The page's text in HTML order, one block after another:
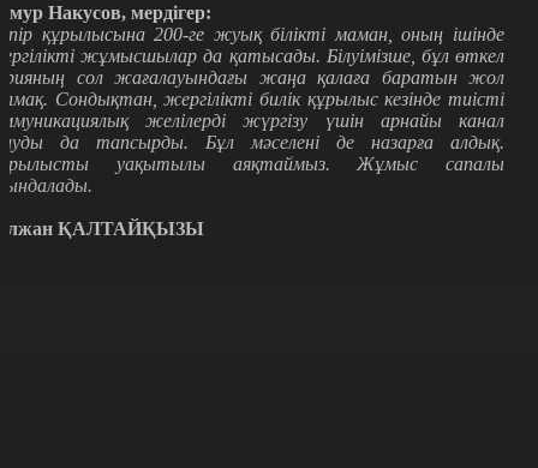
Накусов, мердігер:
құрылысына 200-ге жуық білікті маман, оның ішінде
жұмысшылар да қатысады. Білуімізше, бұл өткел
сол жағалауындағы жаңа қалаға баратын жол
Сондықтан, жергілікті билік құрылыс кезінде тиісті
желілерді жүргізу үшін арнайы канал
да тапсырды. Бұл мәселені де назарға алдық.
уақытылы аяқтаймыз. Жұмыс сапалы
ҚАЛТАЙҚЫЗЫ